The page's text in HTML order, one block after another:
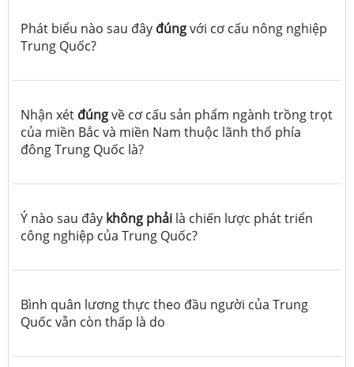
Phát biểu nào sau đây đúngvới cơ cấu nông nghiệp
Trung Quốc?
Nhận xét đúngvề cơ cấu sản phẩm ngành trồng trọt
của miền Bắc và miền Nam thuộc lãnh thổ phía
đông Trung Quốc là?
Ý nào sau đây không phải là chiến lược phát triển
công nghiệp của Trung Quốc?
Bình quân lương thực theo đầu người của Trung
Quốc vẫn còn thấp là do